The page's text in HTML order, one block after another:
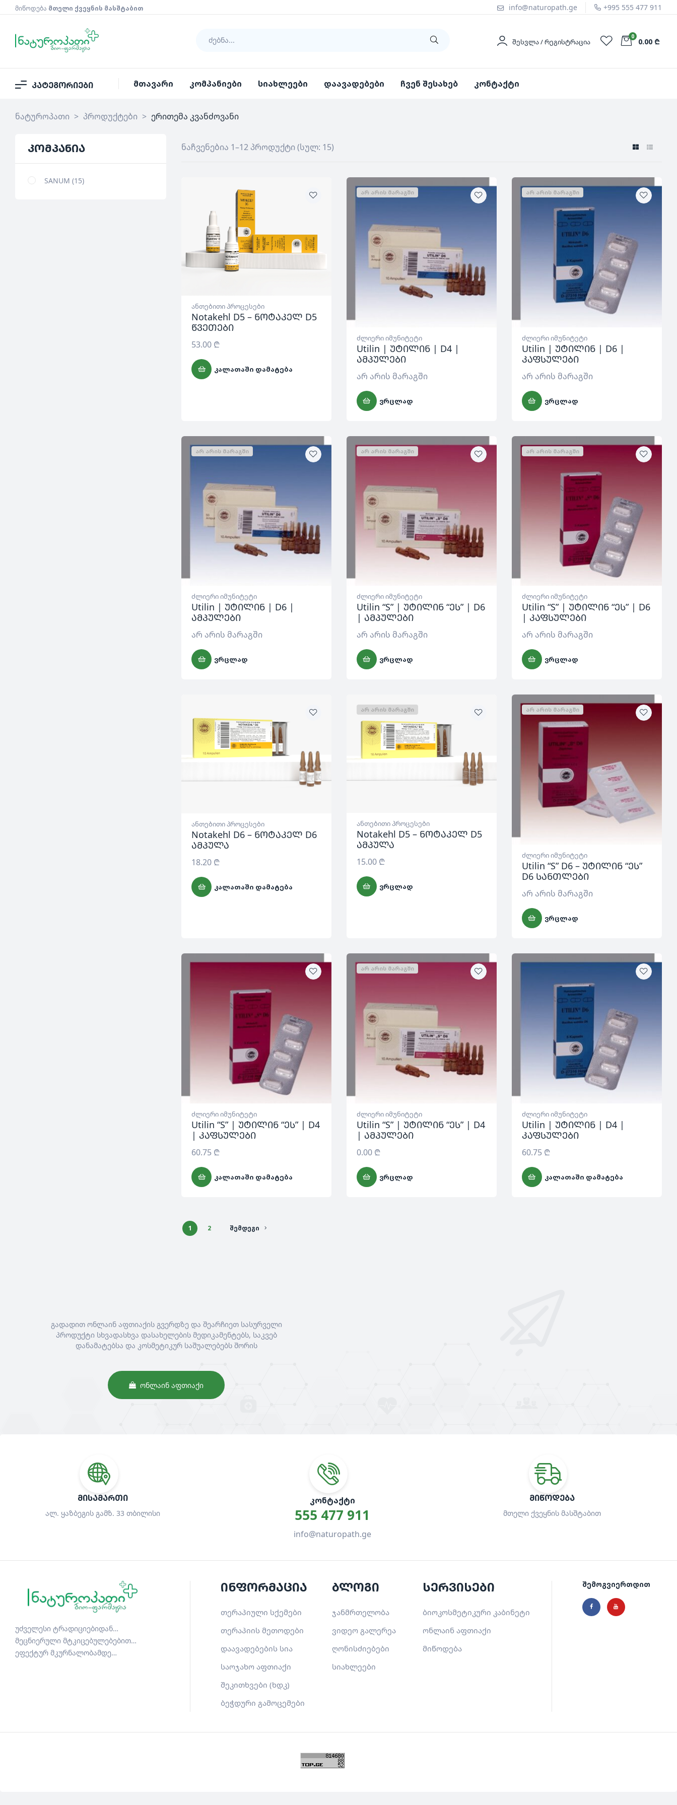
მიწოდება მთელი ქვეყნის მასშტაბით info@naturopath.ge +995 555 477 911
ᲨᲔᲡᲕᲚᲐ / ᲠᲔᲒᲘᲡᲢᲠᲐᲪᲘᲐ
0
0.00 ₾
კატეგორიები მთავარი კომპანიები სიახლეები დაავადებები ჩვენ შესახებ კონტაქტი
ნატუროპათი > პროდუქტები > ერითემა კვანძოვანი
ნაჩვენებია 1–12 პროდუქტი (სულ: 15)
ანთებითი პროცესები
Notakehl D5 – ნოტაკელ D5
წვეთები
53.00 ₾
ᲙᲐᲚᲐᲗᲐᲨᲘ ᲓᲐᲛᲐᲢᲔᲑᲐ
ᲐᲠ ᲐᲠᲘᲡ ᲛᲐᲠᲐᲒᲨᲘ
ძლიერი იმუნიტეტი
Utilin | უტილინ | D4 |
ამპულები
არ არის მარაგში
ᲕᲠᲪᲚᲐᲓ
ᲐᲠ ᲐᲠᲘᲡ ᲛᲐᲠᲐᲒᲨᲘ
ძლიერი იმუნიტეტი
Utilin | უტილინ | D6 |
კაფსულები
არ არის მარაგში
ᲕᲠᲪᲚᲐᲓ
ᲐᲠ ᲐᲠᲘᲡ ᲛᲐᲠᲐᲒᲨᲘ
ძლიერი იმუნიტეტი
Utilin | უტილინ | D6 |
ამპულები
არ არის მარაგში
ᲕᲠᲪᲚᲐᲓ
ᲐᲠ ᲐᲠᲘᲡ ᲛᲐᲠᲐᲒᲨᲘ
ძლიერი იმუნიტეტი
Utilin “S” | უტილინ “ეს” | D6
| ამპულები
არ არის მარაგში
ᲕᲠᲪᲚᲐᲓ
ᲐᲠ ᲐᲠᲘᲡ ᲛᲐᲠᲐᲒᲨᲘ
ძლიერი იმუნიტეტი
Utilin “S” | უტილინ “ეს” | D6
| კაფსულები
არ არის მარაგში
ᲕᲠᲪᲚᲐᲓ
ანთებითი პროცესები
Notakehl D6 – ნოტაკელ D6
ამპულა
18.20 ₾
ᲙᲐᲚᲐᲗᲐᲨᲘ ᲓᲐᲛᲐᲢᲔᲑᲐ
ᲐᲠ ᲐᲠᲘᲡ ᲛᲐᲠᲐᲒᲨᲘ
ანთებითი პროცესები
Notakehl D5 – ნოტაკელ D5
ამპულა
15.00 ₾
ᲕᲠᲪᲚᲐᲓ
ᲐᲠ ᲐᲠᲘᲡ ᲛᲐᲠᲐᲒᲨᲘ
ძლიერი იმუნიტეტი
Utilin “S” D6 – უტილინ “ეს”
D6 სანთლები
არ არის მარაგში
ᲕᲠᲪᲚᲐᲓ
ძლიერი იმუნიტეტი
Utilin “S” | უტილინ “ეს” | D4
| კაფსულები
60.75 ₾
ᲙᲐᲚᲐᲗᲐᲨᲘ ᲓᲐᲛᲐᲢᲔᲑᲐ
ᲐᲠ ᲐᲠᲘᲡ ᲛᲐᲠᲐᲒᲨᲘ
ძლიერი იმუნიტეტი
Utilin “S” | უტილინ “ეს” | D4
| ამპულები
0.00 ₾
ᲕᲠᲪᲚᲐᲓ
ძლიერი იმუნიტეტი
Utilin | უტილინ | D4 |
კაფსულები
60.75 ₾
ᲙᲐᲚᲐᲗᲐᲨᲘ ᲓᲐᲛᲐᲢᲔᲑᲐ
1 2 ᲨᲔᲛᲓᲔᲒᲘ
კომპანია
SANUM 15
გადადით ონლაინ აფთიაქის გვერდზე და შეარჩიეთ სასურველი
პროდუქტი სხვადასხვა დასახელების მედიკამენტებს, საკვებ
დანამატებსა და კოსმეტიკურ საშუალებებს შორის
ᲝᲜᲚᲐᲘᲜ ᲐᲤᲗᲘᲐᲥᲘ
ᲛᲘᲡᲐᲛᲐᲠᲗᲘ
ალ. ყაზბეგის გამზ. 33 თბილისი
ᲙᲝᲜᲢᲐᲥᲢᲘ
555 477 911
info@naturopath.ge
ᲛᲘᲬᲝᲓᲔᲑᲐ
მთელი ქვეყნის მასშტაბით
უძველესი ტრადიციებიდან…
მეცნიერული მტკიცებულებებით…
ეფექტურ მკურნალობამდე…
ინფორმაცია
თერაპიული სქემები
თერაპიის მეთოდები
დაავადებების სია
საოჯახო აფთიაქი
შეკითხვები (ხდკ)
ბეჭდური გამოცემები
ბლოგი
ჯანმრთელობა
ვიდეო გალერეა
ღონისძიებები
სიახლეები
სერვისები
ბიოკოსმეტიკური კაბინეტი
ონლაინ აფთიაქი
მიწოდება
შემოგვიერთდით